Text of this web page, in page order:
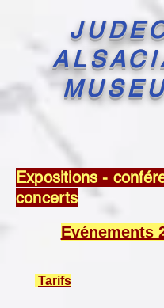
Expositions -
concerts
Evénements
Tarifs